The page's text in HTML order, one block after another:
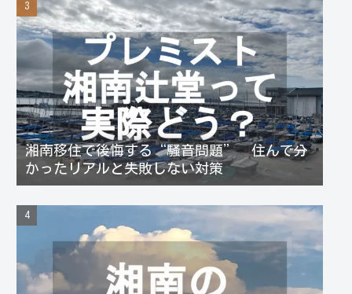
湘南移住で後悔する“騒音問題” 住んで分
かったリアルと失敗しない対策